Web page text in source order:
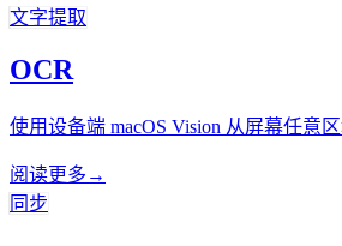
文字提取
OCR
使用设备端 macOS Vision 从屏幕任意区
阅读更多 →
同步